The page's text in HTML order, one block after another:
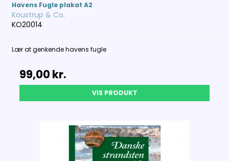
Havens Fugle plakat A2
Koustrup & Co.
KO20014
Lær at genkende havens fugle
99,00 kr.
VIS PRODUKT